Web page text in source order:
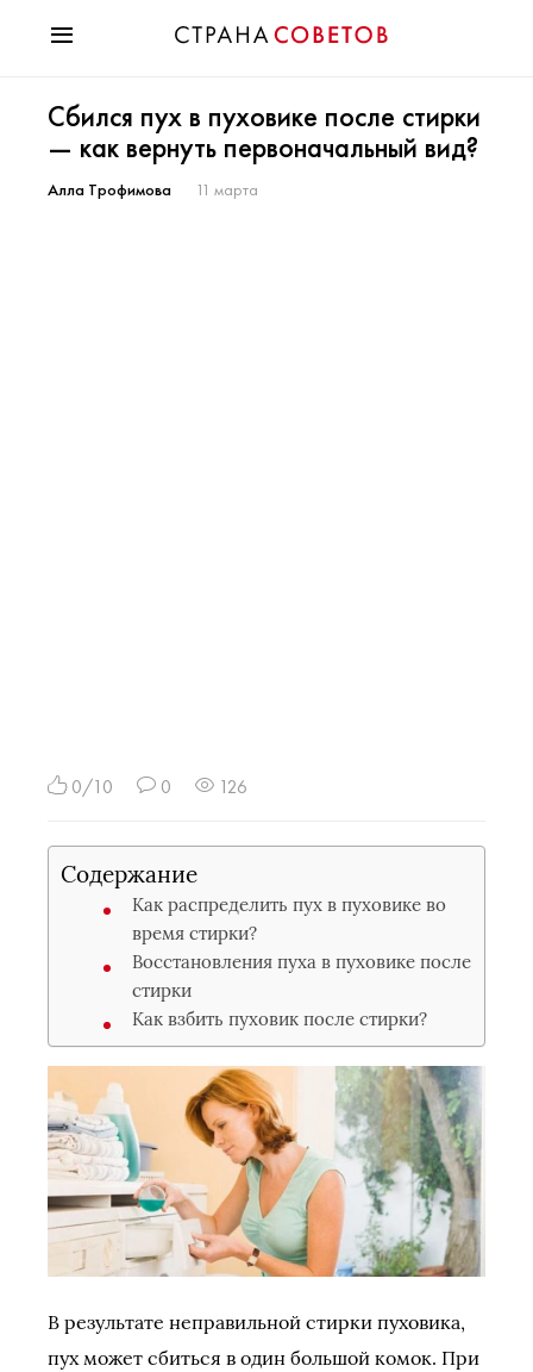
Мода
Звезды
Гороскопы
Сбился пух в пуховике после стирки
— как вернуть первоначальный вид?
Алла Трофимова 11 марта
0/10 0 126
Содержание
Как распределить пух в пуховике во
время стирки?
Восстановления пуха в пуховике после
стирки
Как взбить пуховик после стирки?
В результате неправильной стирки пуховика,
пух может сбиться в один большой комок. При